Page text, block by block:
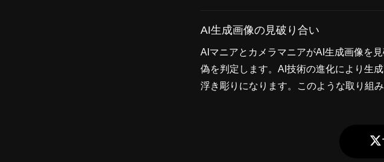
AI生成画像の見破り合い
AIマニアとカメラマニアがAI生成画像を
偽を判定します。AI技術の進化により生
浮き彫りになります。このような取り組